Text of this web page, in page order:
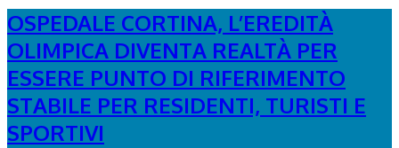
OSPEDALE CORTINA, L’EREDITÀ
OLIMPICA DIVENTA REALTÀ PER
ESSERE PUNTO DI RIFERIMENTO
STABILE PER RESIDENTI, TURISTI E
SPORTIVI